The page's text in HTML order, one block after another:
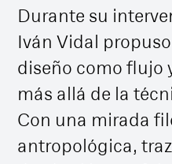
Durante su
Iván Vidal
diseño como flujo
más allá de la
Con una mirada
antropológica,